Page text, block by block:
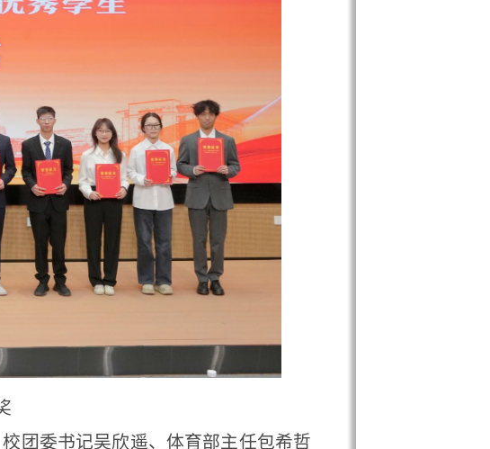
吴欣遥、体育部主任包希哲
长及相关职能部门负责人为